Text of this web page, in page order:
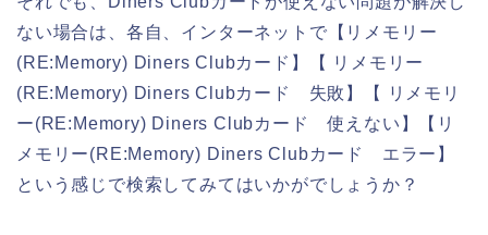
ない場合は、各自、インターネットで【リメモリー
(RE:Memory) Diners Clubカード】【 リメモリー
(RE:Memory) Diners Clubカード 失敗】【 リメモリ
ー(RE:Memory) Diners Clubカード 使えない】【リ
メモリー(RE:Memory) Diners Clubカード エラー】
という感じで検索してみてはいかがでしょうか？